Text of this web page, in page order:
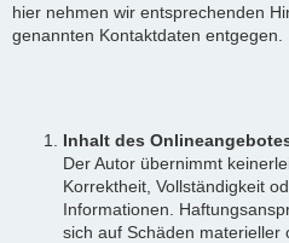
hier nehmen wir entsprechenden
genannten Kontaktdaten entgegen.
Inhalt des
Der Autor übernimmt
Korrektheit, Vollständigkeit
Informationen.
sich auf Schäden materieller